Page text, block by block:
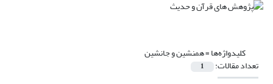
کلیدواژه‌ها =همنشین و جانشین
تعداد مقالات: 1